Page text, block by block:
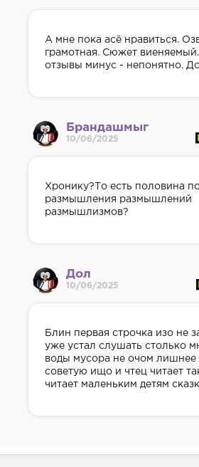
А мне пока асë нравиться.
грамотная. Сюжет
отзывы минус - непонятно.
Брандашмыг
10/06/2025
Хронику?То есть половина
размышления размышлений
размышлизмов?
Дол
10/06/2025
Блин первая строчка изо не
уже устал слушать столько
воды мусора не очом лишнее
советую ищо и чтец читает
читает маленьким детям